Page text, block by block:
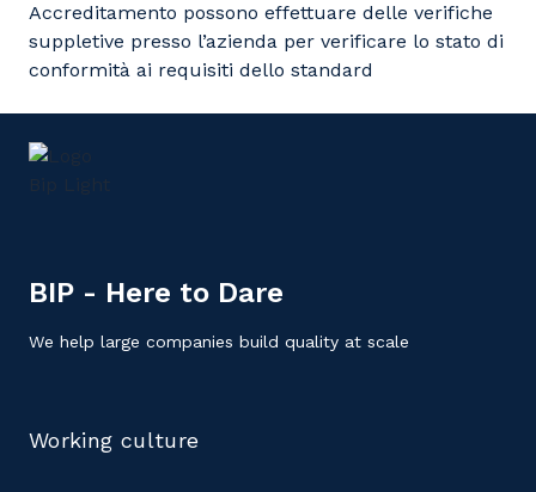
Accreditamento possono effettuare delle verifiche
suppletive presso l’azienda per verificare lo stato di
conformità ai requisiti dello standard
BIP - Here to Dare
We help large companies build quality at scale
Working culture